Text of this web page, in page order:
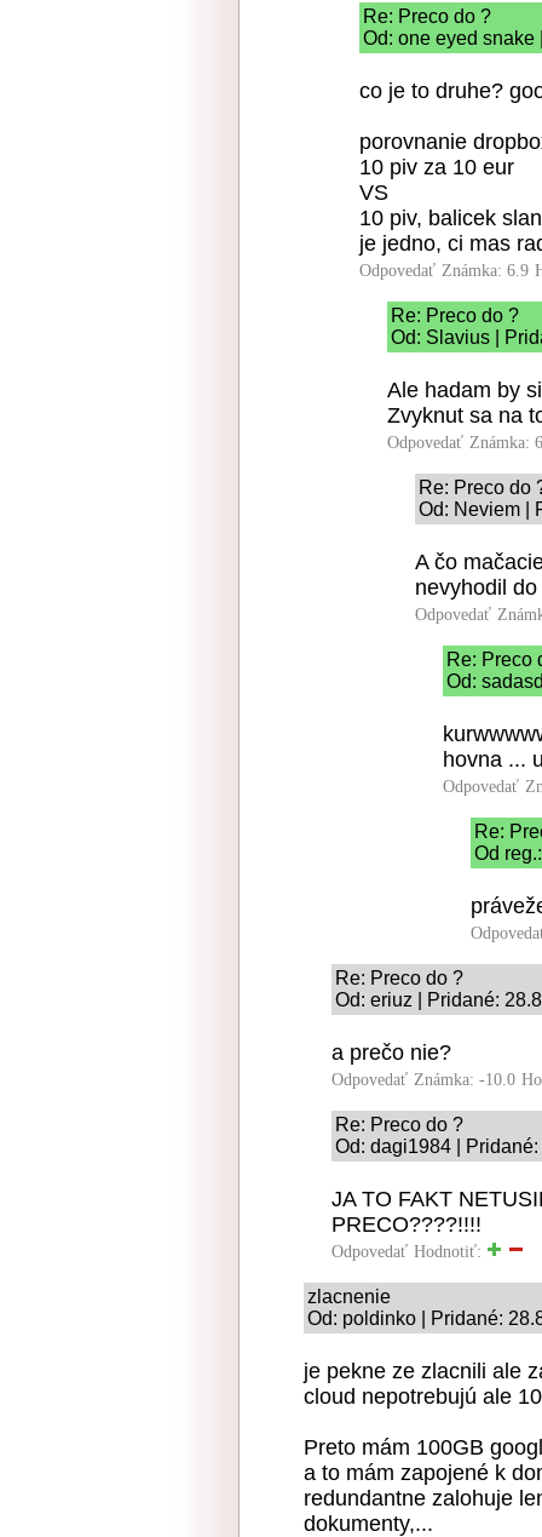
Re: Preco do ?
Od: one eyed snake
co je to druhe?
porovnanie
10 piv za 10 eur
VS
10 piv, balicek
je jedno, ci mas
Odpovedať Známka: 6.9
Re: Preco do ?
Od: Slavius |
Ale hadam by
Zvyknut sa na
Odpovedať Známka:
Re: Preco do
Od: Neviem |
A čo
nevyhodil
Odpovedať
Re: Preco
Od:
hovna ...
Odpovedať
Re:
Od
Re: Preco do ?
Od: eriuz | Pridané:
a prečo nie?
Odpovedať Známka: -10.0
Re: Preco do ?
Od: dagi1984 |
JA TO FAKT
PRECO????!!!!
Odpovedať Hodnotiť:
zlacnenie
Od: poldinko | Pridané:
je pekne ze zlacnili ale
cloud nepotrebujú ale
Preto mám 100GB
a to mám zapojené k
redundantne zalohuje
dokumenty,...